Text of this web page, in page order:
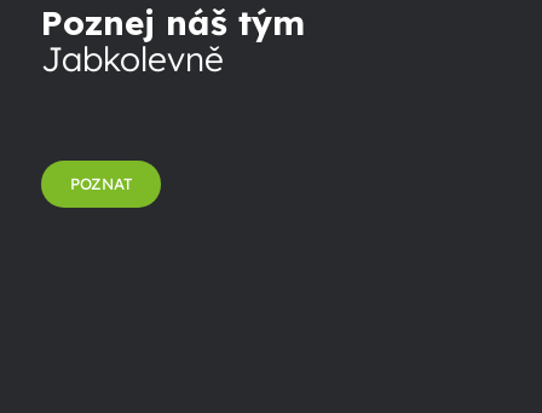
Poznej náš tým
Jabkolevně
POZNAT